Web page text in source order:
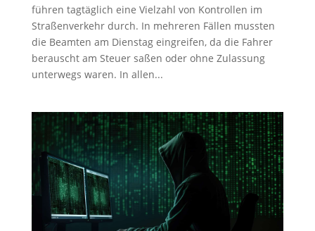
führen tagtäglich eine Vielzahl von Kontrollen im
Straßenverkehr durch. In mehreren Fällen mussten
die Beamten am Dienstag eingreifen, da die Fahrer
berauscht am Steuer saßen oder ohne Zulassung
unterwegs waren. In allen...